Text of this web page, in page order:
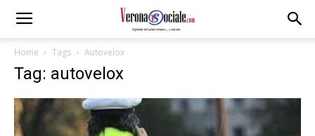
Home Tags Autovelox
Tag: autovelox